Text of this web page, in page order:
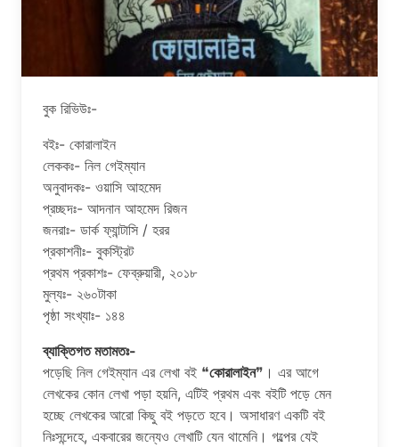
বুক রিভিউঃ-
বইঃ- কোরালাইন
লেককঃ- নিল গেইম্যান
অনুবাদকঃ- ওয়াসি আহমেদ
প্রচ্ছদঃ- আদনান আহমেদ রিজন
জনরাঃ- ডার্ক ফ্যান্টাসি / হরর
প্রকাশনীঃ- বুকস্ট্রিট
প্রথম প্রকাশঃ- ফেব্রুয়ারী, ২০১৮
মুল্যঃ- ২৬০টাকা
পৃষ্ঠা সংখ্যাঃ- ১৪৪
ব্যাক্তিগত মতামতঃ-
পড়েছি নিল গেইম্যান এর লেখা বই ❝কোরালাইন❞। এর আগে
লেখকের কোন লেখা পড়া হয়নি, এটিই প্রথম এবং বইটি পড়ে মেন
হচ্ছে লেখকের আরো কিছু বই পড়তে হবে। অসাধারণ একটি বই
নিঃসন্দেহে, একবারের জন্যেও লেখাটি যেন থামেনি। গল্পের যেই